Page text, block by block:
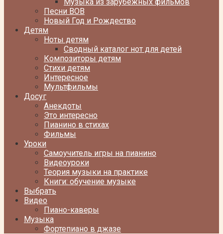
Песни ВОВ
Новый Год и Рождество
Детям
Ноты детям
Сводный каталог нот для детей
Композиторы детям
Стихи детям
Интересное
Мультфильмы
Досуг
Анекдоты
Это интересно
Пианино в стихах
Фильмы
Уроки
Самоучитель игры на пианино
Видеоуроки
Теория музыки на практике
Книги: обучение музыке
Выбрать
Видео
Пиано-каверы
Музыка
Фортепиано в джазе